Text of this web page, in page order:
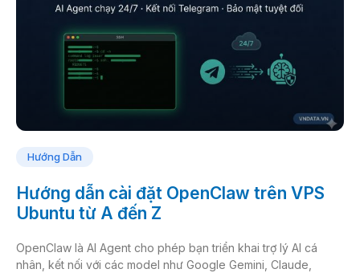
Hướng Dẫn
Hướng dẫn cài đặt OpenClaw trên VPS
Ubuntu từ A đến Z
OpenClaw là AI Agent cho phép bạn triển khai trợ lý AI cá
nhân, kết nối với các model như Google Gemini, Claude,